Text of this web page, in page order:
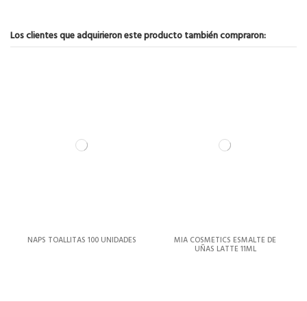
Los clientes que adquirieron este producto también compraron:
NAPS TOALLITAS 100 UNIDADES MIA COSMETICS ESMALTE DE
UÑAS LATTE 11ML